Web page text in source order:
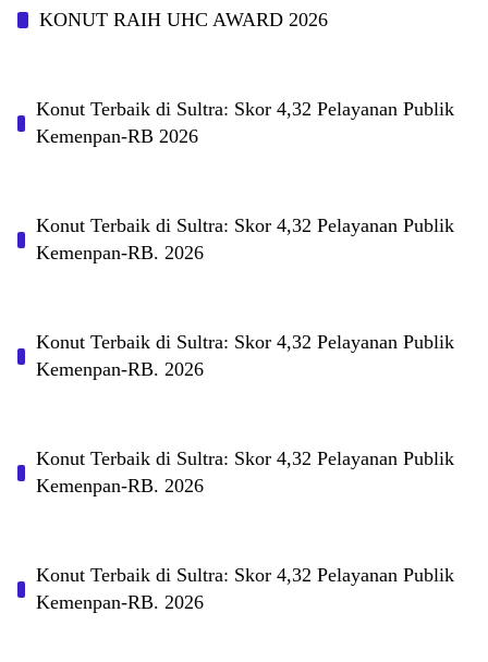
KONUT RAIH UHC AWARD 2026
Konut Terbaik di Sultra: Skor 4,32 Pelayanan Publik
Kemenpan-RB 2026
Konut Terbaik di Sultra: Skor 4,32 Pelayanan Publik
Kemenpan-RB. 2026
Konut Terbaik di Sultra: Skor 4,32 Pelayanan Publik
Kemenpan-RB. 2026
Konut Terbaik di Sultra: Skor 4,32 Pelayanan Publik
Kemenpan-RB. 2026
Konut Terbaik di Sultra: Skor 4,32 Pelayanan Publik
Kemenpan-RB. 2026